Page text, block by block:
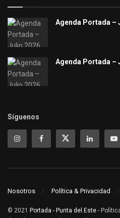
Agenda Portada –
Agenda Portada –
Síguenos
Nosotros Política & Privacidad
© 2021 Portada - Punta del Este -